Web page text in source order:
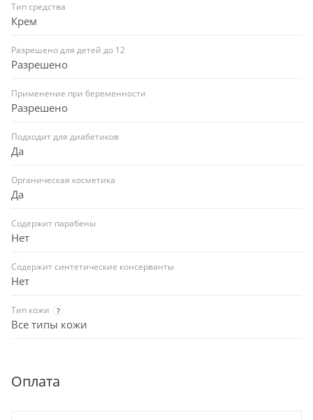
Тип средства
Крем
Разрешено для детей до 12
Разрешено
Применение при беременности
Разрешено
Подходит для диабетиков
Да
Органическая косметика
Да
Содержит парабены
Нет
Содержит синтетические консерванты
Нет
Тип кожи ?
Все типы кожи
Оплата